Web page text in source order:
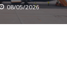
08/05/2026